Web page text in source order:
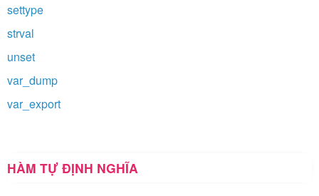
settype
strval
unset
var_dump
var_export
HÀM TỰ ĐỊNH NGHĨA